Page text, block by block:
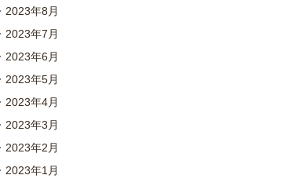
2023年8月
2023年7月
2023年6月
2023年5月
2023年4月
2023年3月
2023年2月
2023年1月